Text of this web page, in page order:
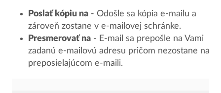
Poslať kópiu na- Odošle sa kópia e-mailu a
zároveň zostane v e-mailovej schránke.
Presmerovať na- E-mail sa prepošle na Vami
zadanú e-mailovú adresu pričom nezostane na
preposielajúcom e-maili.